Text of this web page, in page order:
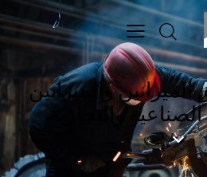
والميزانين
والتجارية